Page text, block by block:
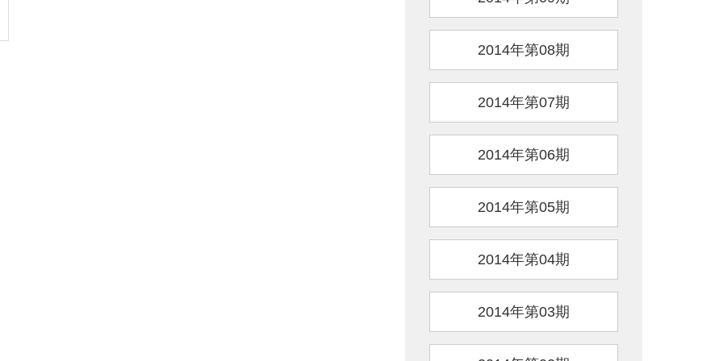
2014年第08期
2014年第07期
2014年第06期
2014年第05期
2014年第04期
2014年第03期